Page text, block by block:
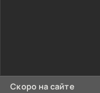
Скоро на сайте